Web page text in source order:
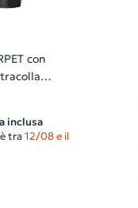
con
inclusa
tra 12/08 e il